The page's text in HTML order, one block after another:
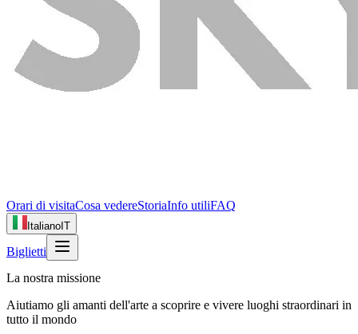
Orari di visitaCosa vedereStoriaInfo utiliFAQ
Italiano IT
Biglietti
La nostra missione
Aiutiamo gli amanti dell'arte a scoprire e vivere luoghi straordinari in
tutto il mondo